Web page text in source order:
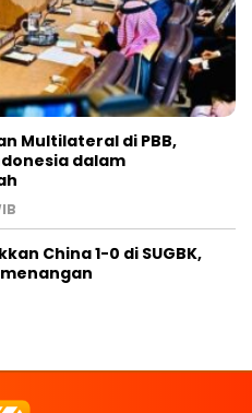
Multilateral di PBB,
dalam
China 1-0 di SUGBK,